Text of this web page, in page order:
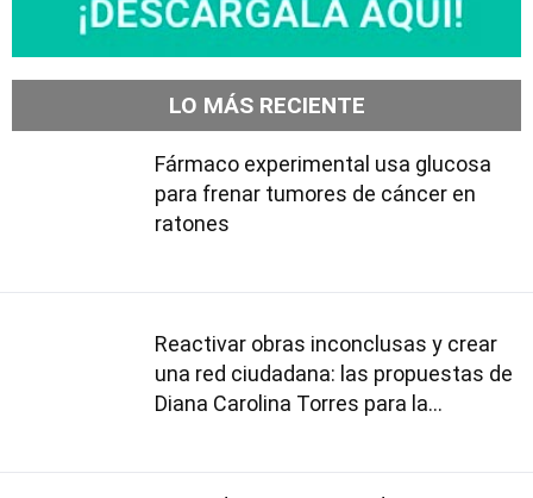
LO MÁS RECIENTE
Fármaco experimental usa glucosa
para frenar tumores de cáncer en
ratones
Reactivar obras inconclusas y crear
una red ciudadana: las propuestas de
Diana Carolina Torres para la